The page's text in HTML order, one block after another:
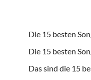
Die 15 besten
Die 15 besten
Das sind die 15